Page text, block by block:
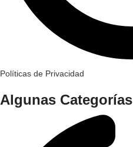
Políticas de Privacidad
Algunas Categorías